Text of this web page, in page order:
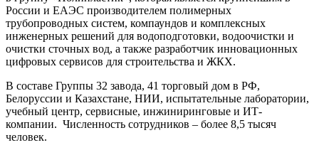
России и ЕАЭС производителем полимерных
трубопроводных систем, компаундов и комплексных
инженерных решений для водоподготовки, водоочистки и
очистки сточных вод, а также разработчик инновационных
цифровых сервисов для строительства и ЖКХ.
В составе Группы 32 завода, 41 торговый дом в РФ,
Белоруссии и Казахстане, НИИ, испытательные лаборатории,
учебный центр, сервисные, инжиниринговые и ИТ-
компании. Численность сотрудников – более 8,5 тысяч
человек.